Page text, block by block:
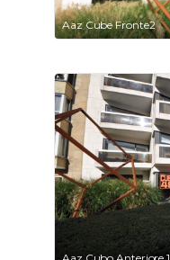
Aaz Cube Fronte2